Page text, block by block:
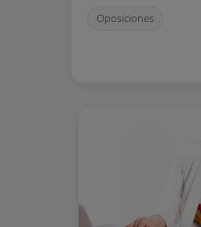
Oposiciones